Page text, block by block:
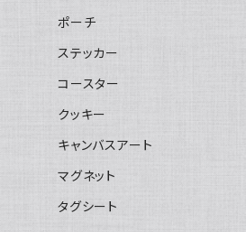
ポーチ
ステッカー
コースター
クッキー
キャンバスアート
マグネット
タグシート